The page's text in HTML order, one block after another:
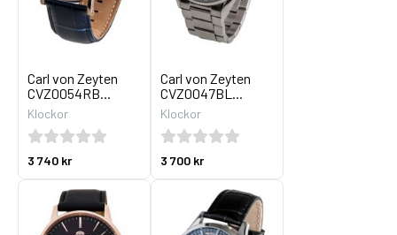
Carl von Zeyten
CVZ0054RB...
Klockor
3 740 kr
Carl von Zeyten
CVZ0047BL...
Klockor
3 700 kr